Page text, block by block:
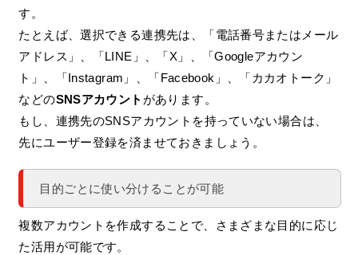
す。
たとえば、選択できる連携先は、「電話番号またはメール
アドレス」、「LINE」、「X」、「Googleアカウン
ト」、「Instagram」、「Facebook」、「カカオトーク」
などのSNSアカウント があります。
もし、連携先のSNSアカウントを持っていない場合は、
先にユーザー登録を済ませておきましょう。
目的ごとに使い分けることが可能
複数アカウントを作成することで、さまざまな目的に応じ
た活用が可能です。